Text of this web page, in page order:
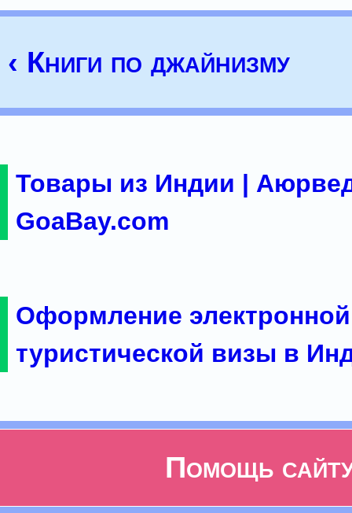
‹ Книги по джайнизму
Товары из Индии |
GoaBay.com
Оформление электронной
туристической визы в
Помощь